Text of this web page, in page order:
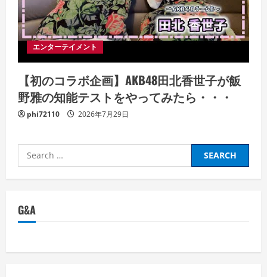
エンターテイメント
【初のコラボ企画】AKB48田北香世子が飯
野雅の知能テストをやってみたら・・・
phi72110 2026年7月29日
Search
for:
G&A